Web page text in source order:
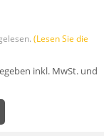
(Lesen Sie die
inkl. MwSt. und